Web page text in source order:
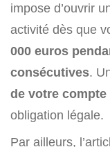
impose d’ouvrir
activité dès que
000 euros
consécutives.
de votre
obligation légale.
Par ailleurs,